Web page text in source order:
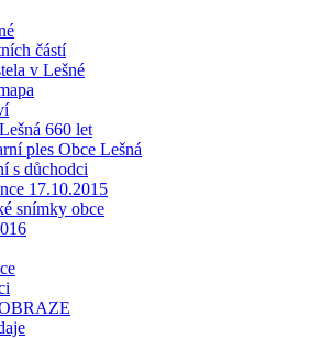
částí
v Lešné
660 let
ples Obce Lešná
s důchodci
17.10.2015
snímky obce